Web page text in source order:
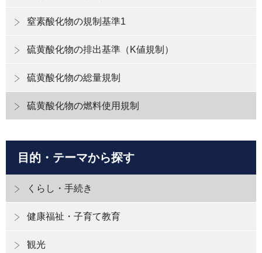
窒素酸化物の規制基準1
硫黄酸化物の排出基準（K値規制）
硫黄酸化物の総量規制
硫黄酸化物の燃料使用規制
目的・テーマから探す
くらし・手続き
健康福祉・子育て教育
観光